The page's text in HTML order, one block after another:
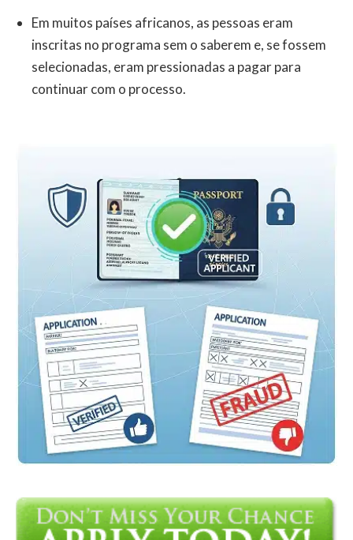
Em muitos países africanos, as pessoas eram
inscritas no programa sem o saberem e, se fossem
selecionadas, eram pressionadas a pagar para
continuar com o processo.